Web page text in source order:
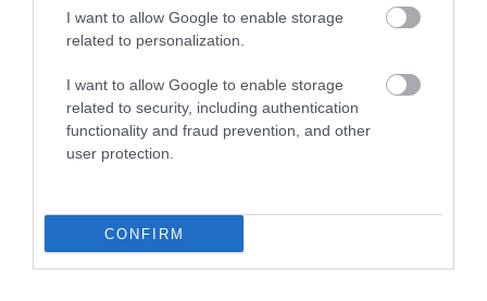
I want to allow Google to enable storage
related to personalization.
I want to allow Google to enable storage
related to security, including authentication
functionality and fraud prevention, and other
user protection.
CONFIRM